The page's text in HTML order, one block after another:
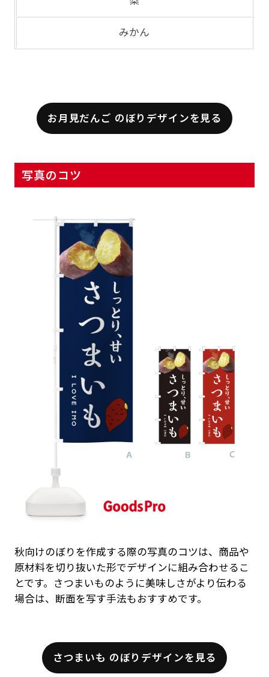
みかん
お月見だんご のぼりデザインを見る
写真のコツ
秋向けのぼりを作成する際の写真のコツは、商品や
原材料を切り抜いた形でデザインに組み合わせるこ
とです。さつまいものように美味しさがより伝わる
場合は、断面を写す手法もおすすめです。
さつまいも のぼりデザインを見る